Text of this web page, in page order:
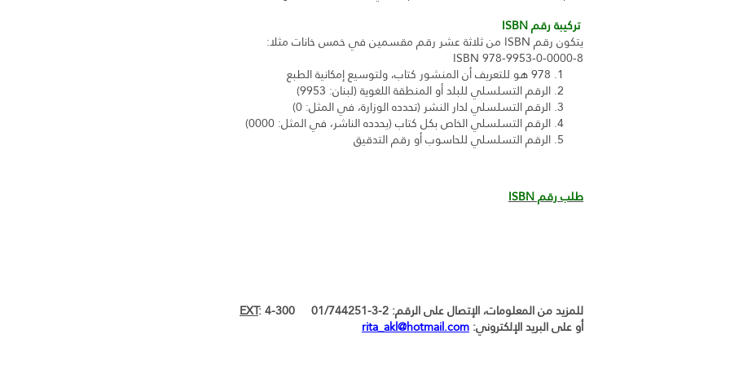
تركيبة رقم ISBN
يتكون رقم ISBN من ثلاثة عشر رقم مقسمين في خمس خانات مثلا:
ISBN 978-9953-0-0000-8
978 هو للتعريف أن المنشور كتاب، ولتوسيع إمكانية الطبع
الرقم التسلسلي للبلد أو المنطقة اللغوية (لبنان: 9953)
الرقم التسلسلي لدار النشر (تحدده الوزارة، في المثل: 0)
الرقم التسلسلي الخاص بكل كتاب (يحدده الناشر، في المثل: 0000)
الرقم التسلسلي للحاسوب أو رقم التدقيق
طلب رقم ISBN
للمزيد من المعلومات، الإتصال على الرقم: 2-3-01/744251 EXT: 4-300
أو على البريد الإلكتروني:rita_akl@hotmail.com